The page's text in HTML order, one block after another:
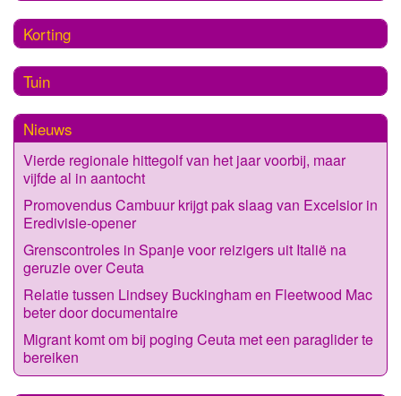
Korting
Tuin
Nieuws
Vierde regionale hittegolf van het jaar voorbij, maar
vijfde al in aantocht
Promovendus Cambuur krijgt pak slaag van Excelsior in
Eredivisie-opener
Grenscontroles in Spanje voor reizigers uit Italië na
geruzie over Ceuta
Relatie tussen Lindsey Buckingham en Fleetwood Mac
beter door documentaire
Migrant komt om bij poging Ceuta met een paraglider te
bereiken